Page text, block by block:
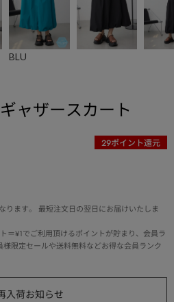
BLU
ャザースカート
29ポイント還元
ります。 最短注文日の翌日にお届けいたしま
＝¥1でご利用頂けるポイントが貯まり、会員ラ
様限定セールや送料無料などお得な会員ランク